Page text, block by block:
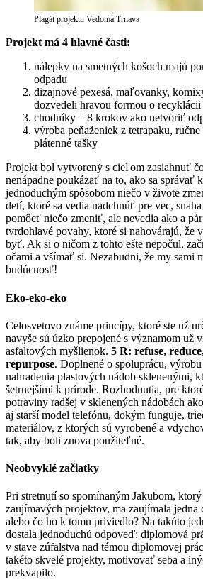
Plagát projektu Vedomá Trnava
Projekt má 4 hlavné časti:
nálepky na smetných košoch majú
odpadu
dizajnové pexesá, maľovanky,
dozvedeli hravou formou o recyklácii
chodníky – 8 krokov ako netvoriť
výroba peňaženiek z tetrapaku,
plátenné tašky
Projekt bol vytvorený s cieľom zasiahnuť
nenápadne poukázať na to, ako sa správať
jednoduchým spôsobom niečo v živote
detí, ktoré sa vedia nadchnúť pre vec,
pomôcť niečo zmeniť, ale nevedia ako a
tvrdohlavé povahy, ktoré si nahovárajú, že
byť. Ak si o ničom z tohto ešte nepočul,
očami a všímať si. Nezabudni, že my sami
budúcnosť!
Eko-eko-eko
Celosvetovo známe princípy, ktoré ste už
navyše sú úzko prepojené s významom už
asfaltových myšlienok. 5 R: refuse,
repurpose. Doplnené o spoluprácu,
nahradenia plastových nádob sklenenými,
šetrnejšími k prírode. Rozhodnutia, pre
potraviny radšej v sklenených nádobách
aj starší model telefónu, dokým funguje,
materiálov, z ktorých sú vyrobené a
tak, aby boli znova použiteľné.
Neobvyklé začiatky
Pri stretnutí so spomínaným Jakubom,
zaujímavých projektov, ma zaujímala jedna
alebo čo ho k tomu priviedlo? Na takúto
dostala jednoduchú odpoveď: diplomová
v stave zúfalstva nad témou diplomovej
takéto skvelé projekty, motivovať seba a
prekvapilo.